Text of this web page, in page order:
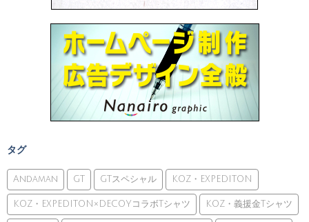
タグ
Andaman GT GTスペシャル KOZ・EXPEDITON
KOZ・EXPEDITON×DECOYコラボTシャツ KOZ・義援金Tシャツ